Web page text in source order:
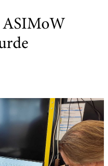
ASIMoW